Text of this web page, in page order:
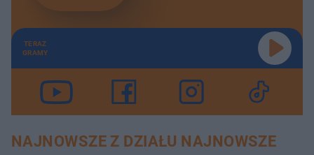
TERAZ
GRAMY
NAJNOWSZE Z DZIAŁU NAJNOWSZE